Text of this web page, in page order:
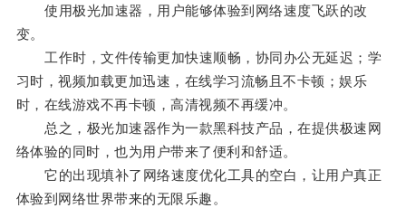
使用极光加速器，用户能够体验到网络速度飞跃的改
变。
工作时，文件传输更加快速顺畅，协同办公无延迟；学
习时，视频加载更加迅速，在线学习流畅且不卡顿；娱乐
时，在线游戏不再卡顿，高清视频不再缓冲。
总之，极光加速器作为一款黑科技产品，在提供极速网
络体验的同时，也为用户带来了便利和舒适。
它的出现填补了网络速度优化工具的空白，让用户真正
体验到网络世界带来的无限乐趣。